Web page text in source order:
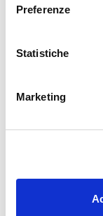
Preferenze
Statistiche
Marketing
Delta
Q Vision –